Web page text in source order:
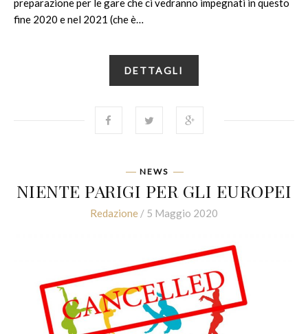
preparazione per le gare che ci vedranno impegnati in questo
fine 2020 e nel 2021 (che è…
DETTAGLI
NEWS
NIENTE PARIGI PER GLI EUROPEI
Redazione / 5 Maggio 2020